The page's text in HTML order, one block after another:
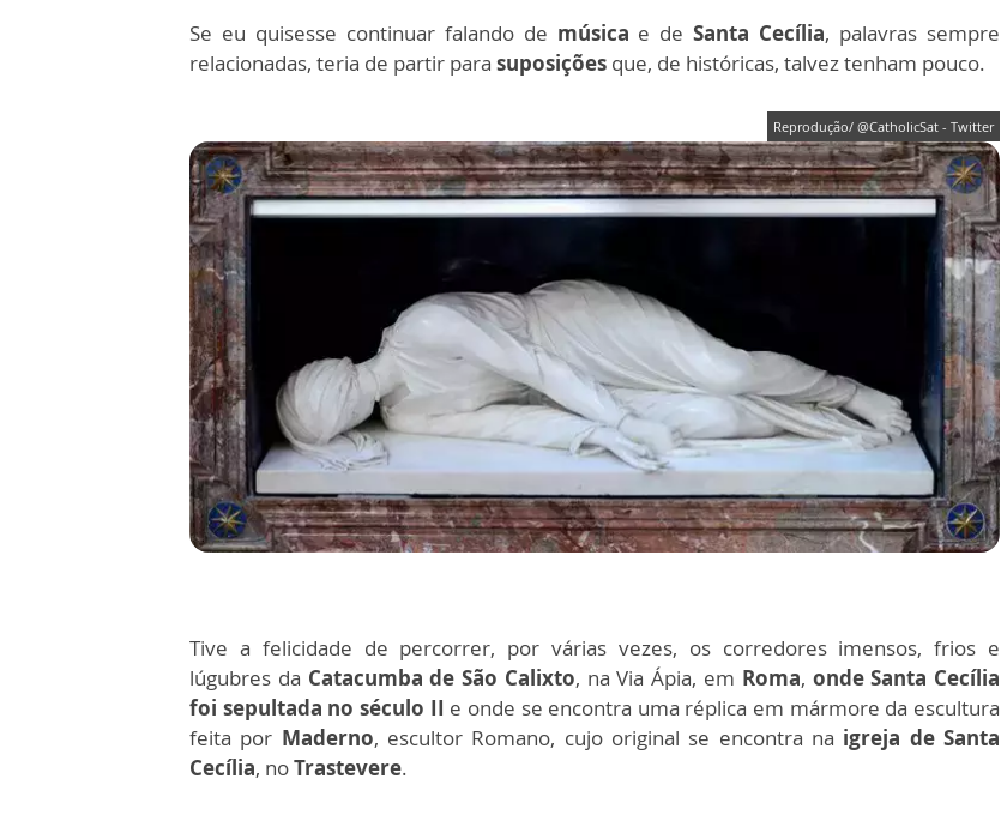
Se eu quisesse continuar falando de música e de Santa Cecília, palavras sempre
relacionadas, teria de partir para suposições que, de históricas, talvez tenham pouco.
Reprodução/ @CatholicSat - Twitter
Tive a felicidade de percorrer, por várias vezes, os corredores imensos, frios e
lúgubres da Catacumba de São Calixto, na Via Ápia, em Roma, onde Santa Cecília
foi sepultada no século II e onde se encontra uma réplica em mármore da escultura
feita por Maderno, escultor Romano, cujo original se encontra na igreja de Santa
Cecília, noTrastevere.